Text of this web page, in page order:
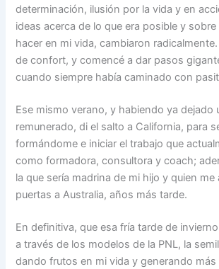
determinación, ilusión por la vida y en
ideas acerca de lo que era posible y sobre
hacer en mi vida, cambiaron
de confort, y comencé a dar pasos
cuando siempre había caminado con
Ese mismo verano, y habiendo ya dejado
remunerado, di el salto a California, para
formándome e iniciar el trabajo que
como formadora, consultora y coach;
la que sería madrina de mi hijo y quien me
puertas a Australia, años más tarde.
En definitiva, que esa fría tarde de
a través de los modelos de la PNL, la
dando frutos en mi vida y generando más